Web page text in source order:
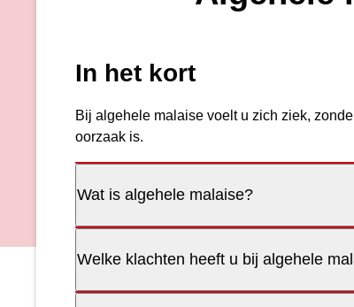
In het kort
Bij algehele malaise voelt u zich ziek,
oorzaak is.
Wat is algehele malaise?
Welke klachten heeft u bij algehele